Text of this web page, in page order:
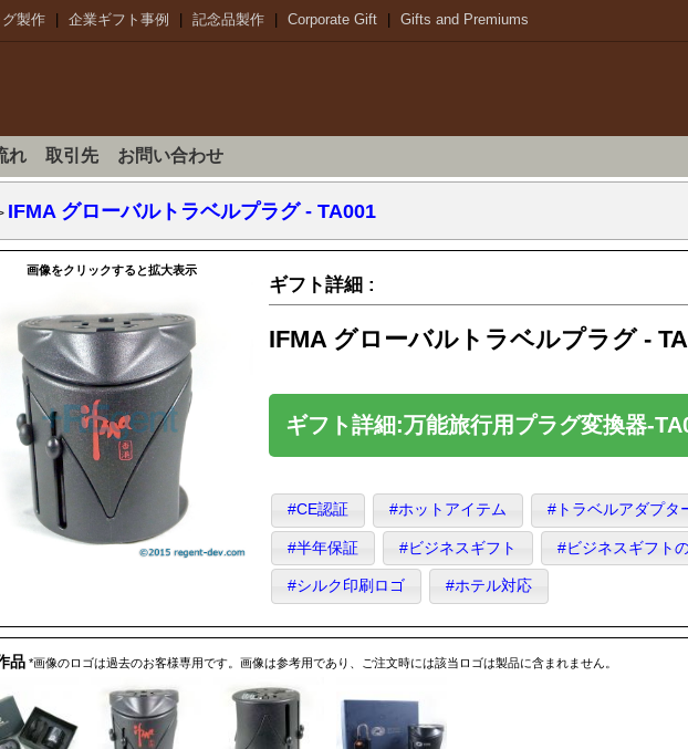
製作 企業ギフト事例 記念品製作 Corporate Gift Gifts and Premiums
れ 取引先 お問い合わせ
IFMA グローバルトラベルプラグ - TA001
画像をクリックすると拡大表示
ギフト詳細 :
IFMA グローバルトラベルプラグ -
ギフト詳細:万能旅行用プラグ変換器-
#CE認証 #ホットアイテム #トラベルアダプタ
#半年保証 #ビジネスギフト #ビジネスギフト
#シルク印刷ロゴ #ホテル対応
品 *画像のロゴは過去のお客様専用です。画像は参考用であり、ご注文時には該当ロゴは製品に含まれません。